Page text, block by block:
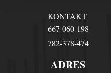
ADRES
KONTAKT
667-060-198
782-378-474